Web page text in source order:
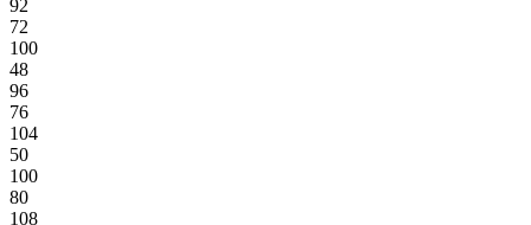
92
72
100
48
96
76
104
50
100
80
108